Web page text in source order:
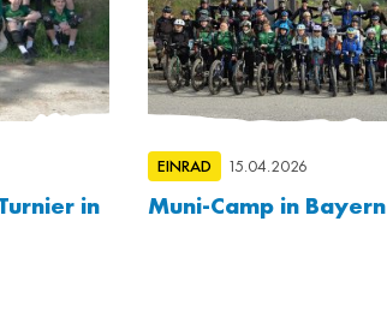
in
EINRAD 15.04.2026
Muni-Camp in Bayern